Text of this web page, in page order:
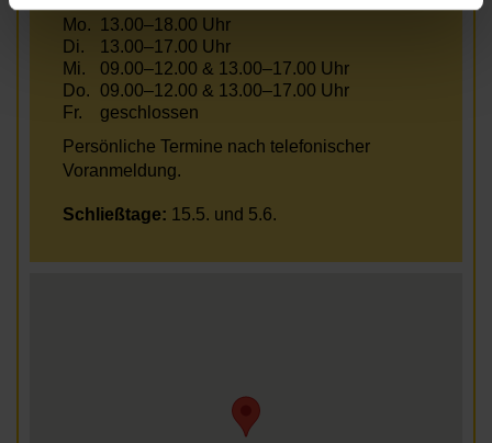
Mo.
13.00–18.00 Uhr
Di.
13.00–17.00 Uhr
Mi.
09.00–12.00 & 13.00–17.00 Uhr
Do.
09.00–12.00 & 13.00–17.00 Uhr
Fr.
geschlossen
Persönliche Termine nach telefonischer
Voranmeldung.
Schließtage: 15.5. und 5.6.